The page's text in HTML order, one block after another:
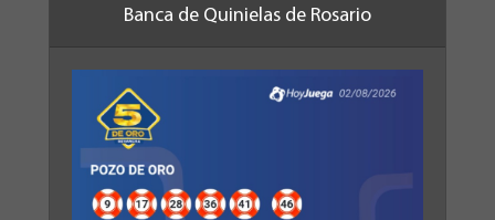
Banca de Quinielas de Rosario